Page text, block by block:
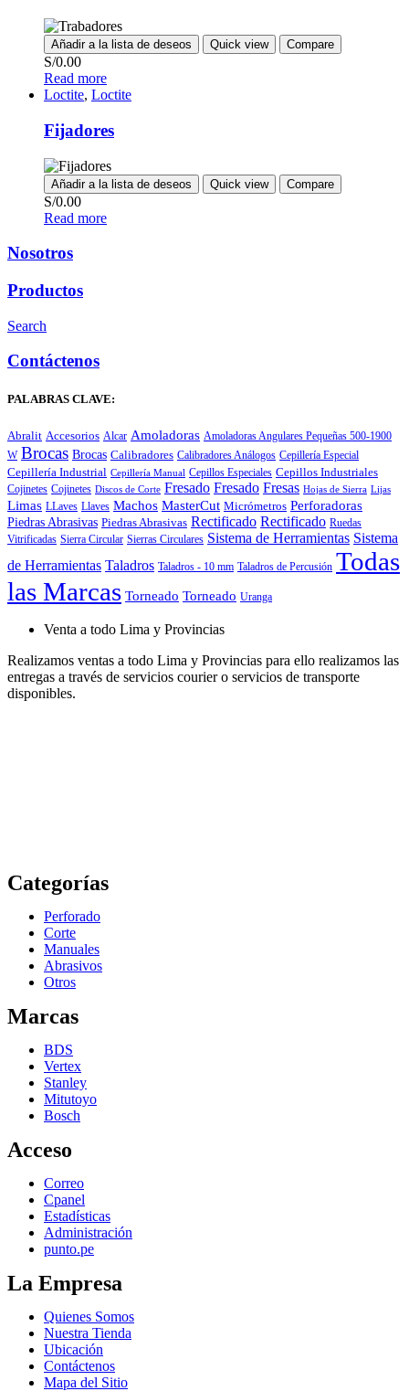
Añadir a la lista de deseos Quick view Compare
S/0.00
Read more
Loctite, Loctite
Fijadores
Añadir a la lista de deseos Quick view Compare
S/0.00
Read more
Nosotros
Productos
Search
Contáctenos
PALABRAS CLAVE:
Abralit Accesorios Alcar Amoladoras Amoladoras Angulares Pequeñas 500-1900
W Brocas Brocas Calibradores Calibradores Análogos Cepillería Especial
Cepillería Industrial Cepillería Manual Cepillos Especiales Cepillos Industriales
Cojinetes Cojinetes Discos de Corte Fresado Fresado Fresas Hojas de Sierra Lijas
Limas LLaves Llaves Machos MasterCut Micrómetros Perforadoras
Piedras Abrasivas Piedras Abrasivas Rectificado Rectificado Ruedas
Vitrificadas Sierra Circular Sierras Circulares Sistema de Herramientas Sistema
de Herramientas Taladros Taladros - 10 mm Taladros de Percusión Todas
las Marcas Torneado Torneado Uranga
Venta a todo Lima y Provincias
Realizamos ventas a todo Lima y Provincias para ello realizamos las
entregas a través de servicios courier o servicios de transporte
disponibles.
Categorías
Perforado
Corte
Manuales
Abrasivos
Otros
Marcas
BDS
Vertex
Stanley
Mitutoyo
Bosch
Acceso
Correo
Cpanel
Estadísticas
Administración
punto.pe
La Empresa
Quienes Somos
Nuestra Tienda
Ubicación
Contáctenos
Mapa del Sitio